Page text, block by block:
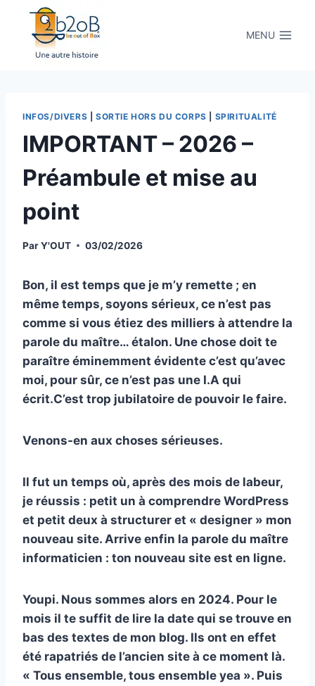
contenu
MENU
INFOS/DIVERS SORTIE HORS DU CORPS SPIRITUALITÉ
IMPORTANT – 2026 –
Préambule et mise au
point
ParY'OUT 03/02/2026
Bon, il est temps que je m’y remette ; en
même temps, soyons sérieux, ce n’est pas
comme si vous étiez des milliers à attendre la
parole du maître… étalon. Une chose doit te
paraître éminemment évidente c’est qu’avec
moi, pour sûr, ce n’est pas une I.A qui
écrit.C’est trop jubilatoire de pouvoir le faire.
Venons-en aux choses sérieuses.
Il fut un temps où, après des mois de labeur,
je réussis : petit un à comprendre WordPress
et petit deux à structurer et « designer » mon
nouveau site. Arrive enfin la parole du maître
informaticien : ton nouveau site est en ligne.
Youpi. Nous sommes alors en 2024. Pour le
mois il te suffit de lire la date qui se trouve en
bas des textes de mon blog. Ils ont en effet
été rapatriés de l’ancien site à ce moment là.
« Tous ensemble, tous ensemble yea ». Puis